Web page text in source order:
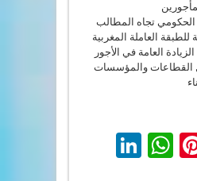
الحكومي تجاه المطالب
للطبقة العاملة المغربية
العامة في الأجور
القطاعات والمؤسسات
Pinterest
WhatsApp